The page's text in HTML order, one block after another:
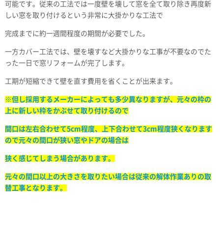
可能です。従来の工法では一度壁を壊して窓を全て取り除き再度新
しい窓を取り付けるという非常に大掛かりな工法で
完成までに約一週間程度の期間が必要でした。
一方カバー工法では、壁を壊すなど大掛かりな工事が不要なのでた
った一日で窓リフォームが完了します。
工期が短縮できて壁を直す費用を省くことが出来ます。
※但し採用するメーカーによっても多少異なりますが、元々の枠の
上に新しい枠をかぶせて取り付けるので
間口は左右合わせて5cm程度、上下合わせて3cm程度狭くなります
ので元々の間口が狭い窓やドアの場合は
狭く感じてしまう場合があります。
元々の間口以上の大きさを取りたい場合は従来の解体作業ありの取
替工事となります。